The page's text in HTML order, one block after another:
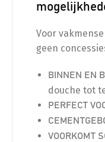
Voor
geen
BINNEN EN
douche tot
PERFECT
VOORKOMT